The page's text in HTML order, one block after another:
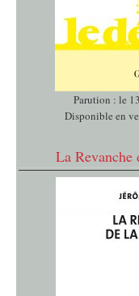
Parution : le
Disponible en
La Revanche